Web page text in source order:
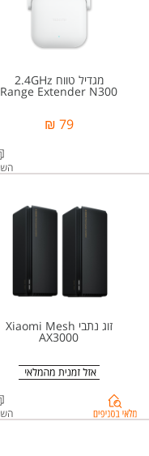
מגדיל טווח 2.4GHz
Range Extender N300
79 ₪
זוג נתבי Xiaomi Mesh
AX3000
מלאי